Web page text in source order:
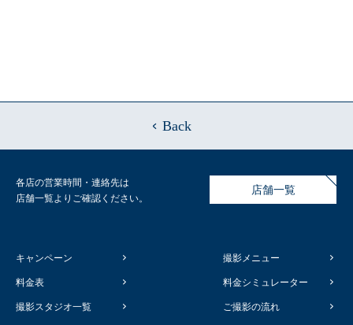
Back
各店の営業時間・連絡先は
店舗一覧よりご確認ください。
店舗一覧
キャンペーン 撮影メニュー
料金表 料金シミュレーター
撮影スタジオ一覧 ご撮影の流れ